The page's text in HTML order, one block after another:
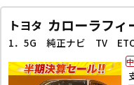
トヨタ カローラフィ